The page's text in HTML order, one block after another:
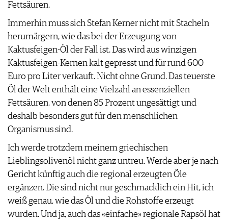
Fettsäuren.
Immerhin muss sich Stefan Kerner nicht mit Stacheln
herumärgern, wie das bei der Erzeugung von
Kaktusfeigen-Öl der Fall ist. Das wird aus winzigen
Kaktusfeigen-Kernen kalt gepresst und für rund 600
Euro pro Liter verkauft. Nicht ohne Grund. Das teuerste
Öl der Welt enthält eine Vielzahl an essenziellen
Fettsäuren, von denen 85 Prozent ungesättigt und
deshalb besonders gut für den menschlichen
Organismus sind.
Ich werde trotzdem meinem griechischen
Lieblingsolivenöl nicht ganz untreu. Werde aber je nach
Gericht künftig auch die regional erzeugten Öle
ergänzen. Die sind nicht nur geschmacklich ein Hit, ich
weiß genau, wie das Öl und die Rohstoffe erzeugt
wurden. Und ja, auch das «einfache» regionale Rapsöl hat